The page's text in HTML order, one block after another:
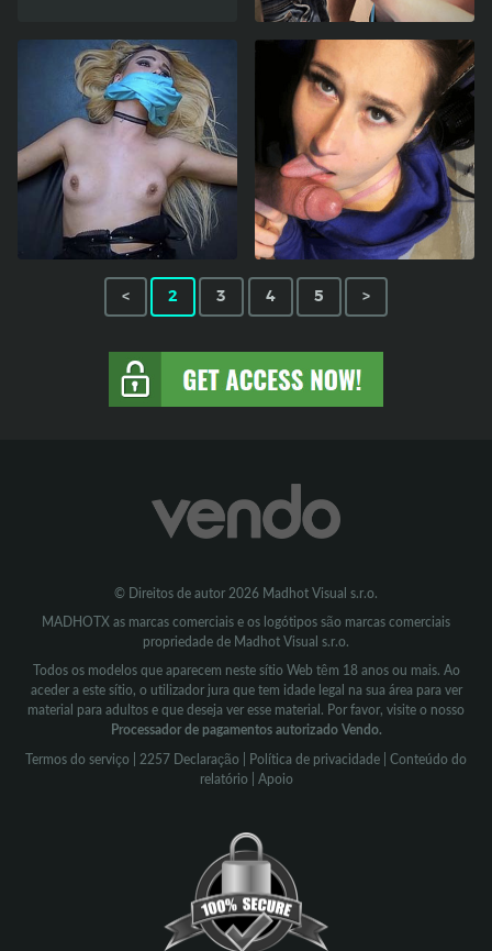
< 2 3 4 5 >
© Direitos de autor 2026 Madhot Visual s.r.o.
MADHOTX as marcas comerciais e os logótipos são marcas comerciais
propriedade de Madhot Visual s.r.o.
Todos os modelos que aparecem neste sítio Web têm 18 anos ou mais. Ao
aceder a este sítio, o utilizador jura que tem idade legal na sua área para ver
material para adultos e que deseja ver esse material. Por favor, visite o nosso
Processador de pagamentos autorizado Vendo.
Termos do serviço 2257 Declaração Política de privacidade Conteúdo do
relatório| Apoio